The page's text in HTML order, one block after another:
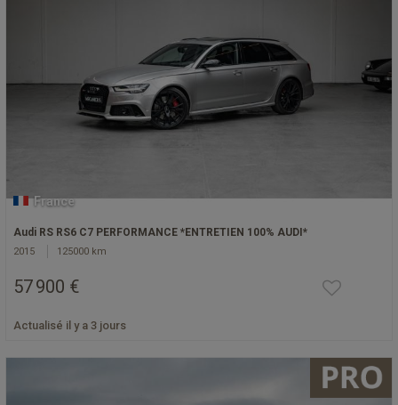
France
Audi RS RS6 C7 PERFORMANCE *ENTRETIEN 100% AUDI*
2015 125000 km
57 900 €
Actualisé il y a 3 jours